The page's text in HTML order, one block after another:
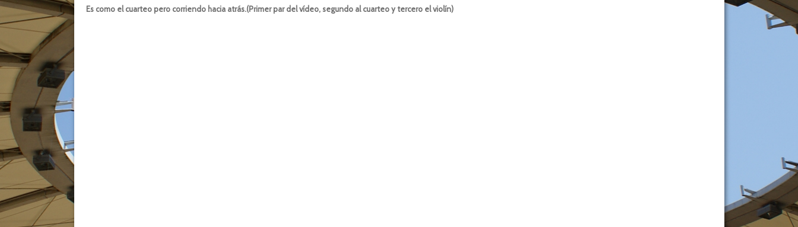
Es como el cuarteo pero corriendo hacia atrás.(Primer par del vídeo, segundo al cuarteo y tercero el violín)